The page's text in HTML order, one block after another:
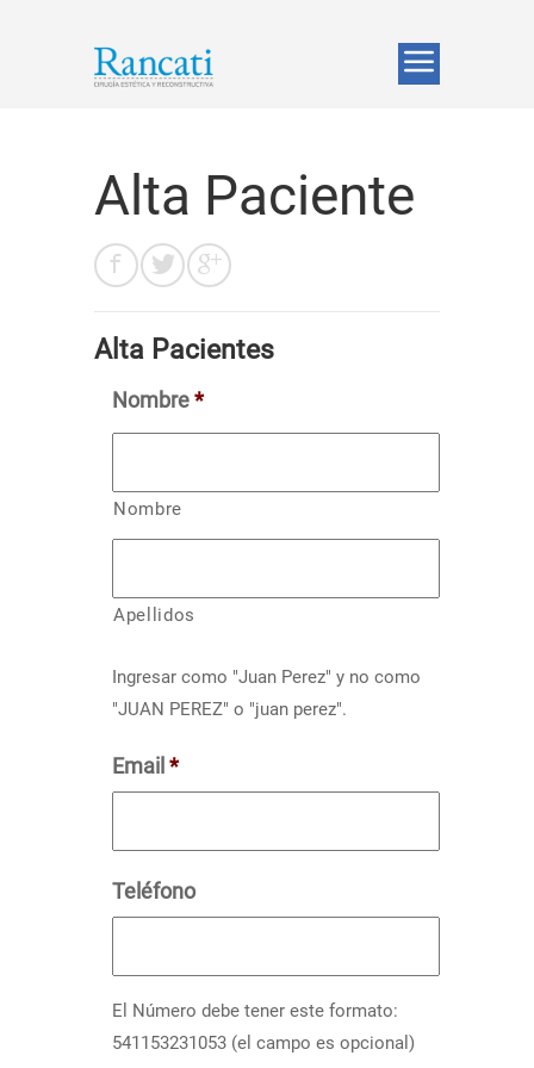
Alta Paciente
Alta Pacientes
Nombre*
Nombre
Apellidos
Ingresar como "Juan Perez" y no como
"JUAN PEREZ" o "juan perez".
Email *
Teléfono
El Número debe tener este formato:
541153231053 (el campo es opcional)